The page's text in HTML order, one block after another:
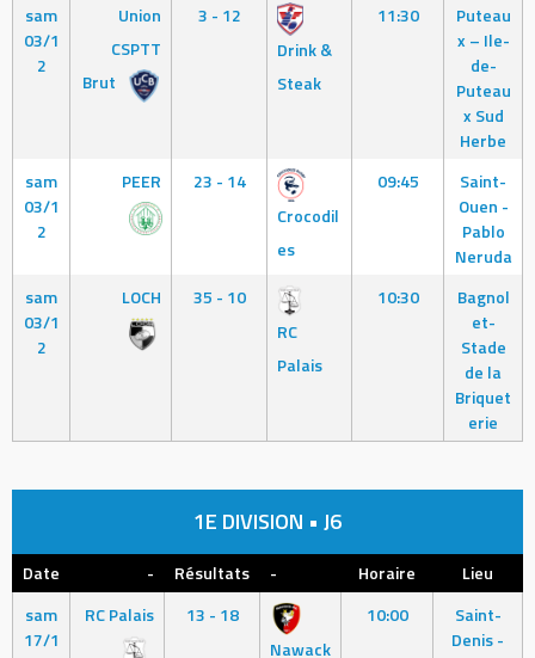
sam
03/1
2
Union
CSPTT
Brut
3 - 12
Drink &
Steak
11:30
Puteau
x – Ile-
de-
Puteau
x Sud
Herbe
sam
03/1
2
PEER
23 - 14
Crocodil
es
09:45
Saint-
Ouen -
Pablo
Neruda
sam
03/1
2
LOCH
35 - 10
RC
Palais
10:30
Bagnol
et-
Stade
de la
Briquet
erie
1E DIVISION • J6
Date - Résultats - Horaire
Lieu
sam
17/1
RC Palais
13 - 18
Nawack
10:00
Saint-
Denis -